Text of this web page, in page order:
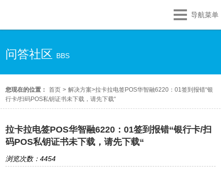
导航菜单
问答社区 BBS
您现在的位置： 首页 > 解决方案>拉卡拉电签POS华智融6220：01签到报错“银
行卡/扫码POS私钥证书未下载，请先下载“
拉卡拉电签POS华智融6220：01签到报错“银行卡/扫
码POS私钥证书未下载，请先下载“
浏览次数：4454